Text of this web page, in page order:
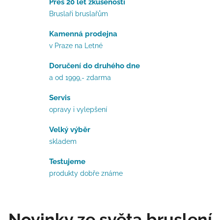
Přes 20 let zkušeností
Bruslaři bruslařům
Kamenná prodejna
v Praze na Letné
Doručení do druhého dne
a od 1999,- zdarma
Servis
opravy i vylepšení
Velký výběr
skladem
Testujeme
produkty dobře známe